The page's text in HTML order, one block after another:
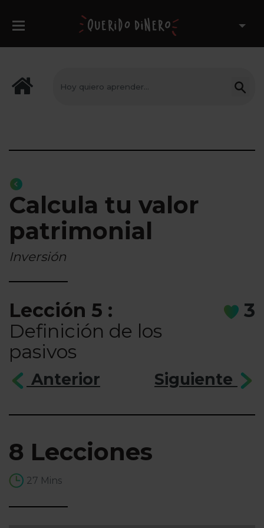
Calcula tu valor
patrimonial
Inversión
Lección 5 :
Definición de los
pasivos
3
Anterior Siguiente
8 Lecciones
27 Mins